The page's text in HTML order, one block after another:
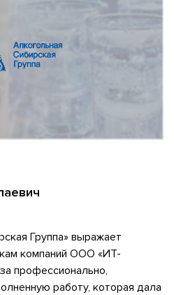
Группа» выражает
компаний ООО «ИТ-
профессионально,
работу, которая дала